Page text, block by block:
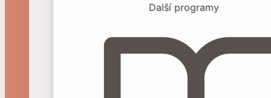
Další programy